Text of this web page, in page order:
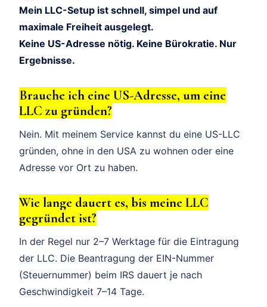
Mein LLC-Setup ist schnell, simpel und auf
maximale Freiheit ausgelegt.
Keine US-Adresse nötig. Keine Bürokratie. Nur
Ergebnisse.
Brauche ich eine US-Adresse, um eine
LLC zu gründen?
Nein. Mit meinem Service kannst du eine US-LLC
gründen, ohne in den USA zu wohnen oder eine
Adresse vor Ort zu haben.
Wie lange dauert es, bis meine LLC
gegründet ist?
In der Regel nur 2–7 Werktage für die Eintragung
der LLC. Die Beantragung der EIN-Nummer
(Steuernummer) beim IRS dauert je nach
Geschwindigkeit 7–14 Tage.